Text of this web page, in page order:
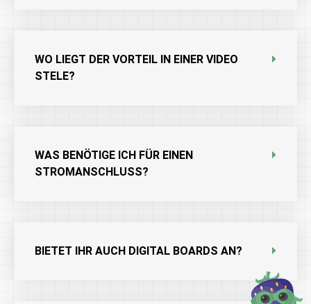
WO LIEGT DER VORTEIL IN EINER VIDEO
STELE?
WAS BENÖTIGE ICH FÜR EINEN
STROMANSCHLUSS?
BIETET IHR AUCH DIGITAL BOARDS AN?